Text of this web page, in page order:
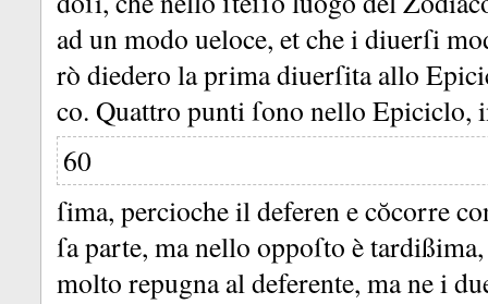
ad un modo ueloce, et che i diuerſi
rò diedero la prima diuerſita allo
co. Quattro punti ſono nello Epiciclo,
60
ſima, percioche il deferen e cŏcorre
ſa parte, ma nello oppoſto è
molto repugna al deferente, ma ne i